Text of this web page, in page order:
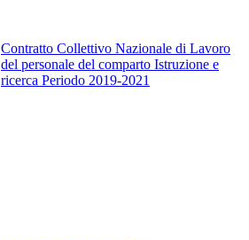
Contratto Collettivo Nazionale di Lavoro
del personale del comparto Istruzione e
ricerca Periodo 2019-2021